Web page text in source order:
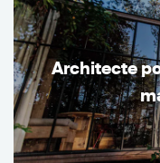
Architecte